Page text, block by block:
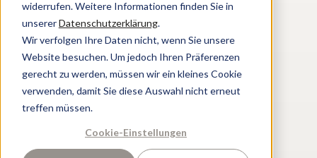
widerrufen. Weitere Informationen finden Sie in
unsererDatenschutzerklärung.
Wir verfolgen Ihre Daten nicht, wenn Sie unsere
Website besuchen. Um jedoch Ihren Präferenzen
gerecht zu werden, müssen wir ein kleines Cookie
verwenden, damit Sie diese Auswahl nicht erneut
treffen müssen.
Cookie-Einstellungen